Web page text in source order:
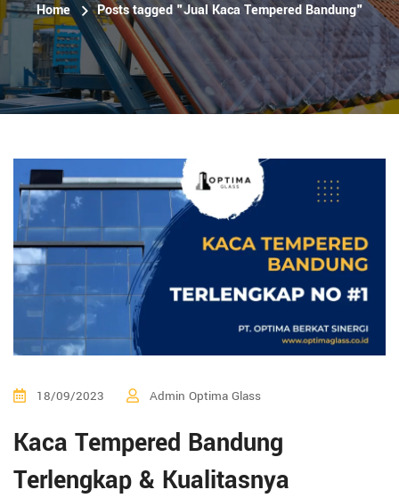
Home Posts tagged "Jual Kaca Tempered Bandung"
18/09/2023 Admin Optima Glass
Kaca Tempered Bandung
Terlengkap & Kualitasnya